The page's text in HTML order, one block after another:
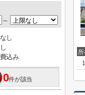
～
し
込み
0件が該当